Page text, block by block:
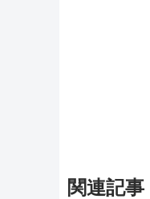
関連記事